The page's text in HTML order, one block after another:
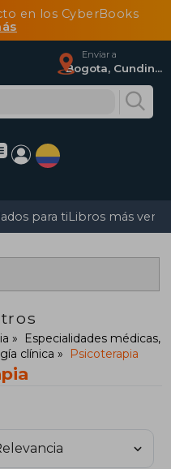
en los CyberBooks
Enviar a
Bogota, Cundinamarca
para tiLibros más
Especialidades médicas,
clínica Psicoterapia